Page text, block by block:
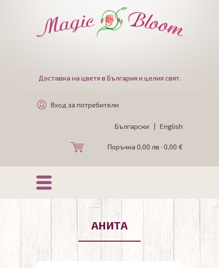
Доставка на цветя в България и целия свят.
Вход за потребители
Български | English
Поръчка 0,00 лв · 0,00 €
АНИТА